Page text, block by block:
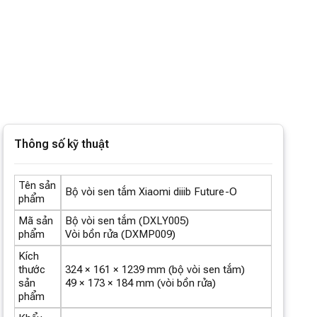
Thông số kỹ thuật
Tên sản
phẩm
Bộ vòi sen tắm Xiaomi diiib Future-O
Mã sản
phẩm
Bộ vòi sen tắm (DXLY005)
Vòi bồn rửa (DXMP009)
Kích
thước
sản
phẩm
324 × 161 × 1239 mm (bộ vòi sen tắm)
49 × 173 × 184 mm (vòi bồn rửa)